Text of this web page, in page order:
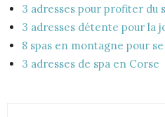
3 adresses pour profiter du
3 adresses détente pour la
8 spas en montagne pour
3 adresses de spa en Corse